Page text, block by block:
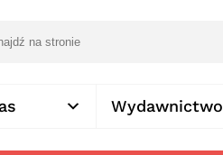
Wydawnictwo